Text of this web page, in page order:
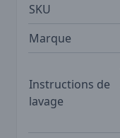
SKU
Marque
Instructions de
lavage